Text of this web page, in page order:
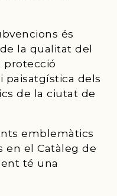
és
la qualitat del
protecció
paisatgística dels
de la ciutat de
emblemàtics
en el Catàleg de
té una